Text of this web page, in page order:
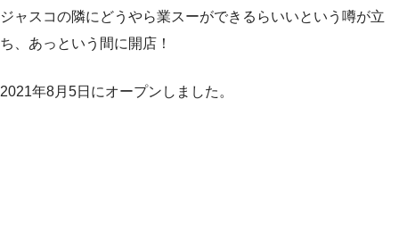
ジャスコの隣にどうやら業スーができるらいいという噂が立
ち、あっという間に開店！
2021年8月5日にオープンしました。